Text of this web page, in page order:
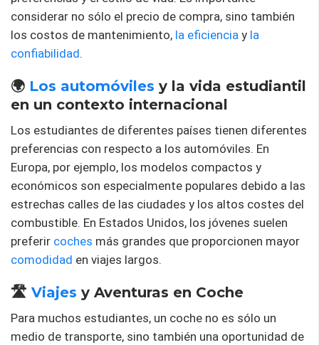
considerar no sólo el precio de compra, sino también
los costos de mantenimiento, la eficiencia y la
confiabilidad.
🌍 Los automóviles y la vida estudiantil
en un contexto internacional
Los estudiantes de diferentes países tienen diferentes
preferencias con respecto a los automóviles. En
Europa, por ejemplo, los modelos compactos y
económicos son especialmente populares debido a las
estrechas calles de las ciudades y los altos costes del
combustible. En Estados Unidos, los jóvenes suelen
preferir coches más grandes que proporcionen mayor
comodidad en viajes largos.
🛣️ Viajes y Aventuras en Coche
Para muchos estudiantes, un coche no es sólo un
medio de transporte, sino también una oportunidad de